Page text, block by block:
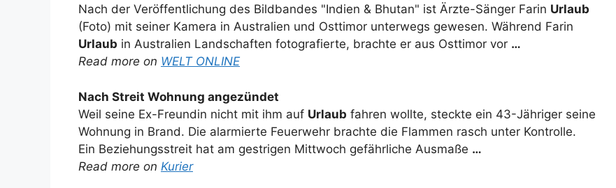
Nach der Veröffentlichung des Bildbandes "Indien & Bhutan" ist Ärzte-Sänger Farin Urlaub
(Foto) mit seiner Kamera in Australien und Osttimor unterwegs gewesen. Während Farin
Urlaub in Australien Landschaften fotografierte, brachte er aus Osttimor vor …
Read more on WELT ONLINE
Nach Streit Wohnung angezündet
Weil seine Ex-Freundin nicht mit ihm auf Urlaub fahren wollte, steckte ein 43-Jähriger seine
Wohnung in Brand. Die alarmierte Feuerwehr brachte die Flammen rasch unter Kontrolle.
Ein Beziehungsstreit hat am gestrigen Mittwoch gefährliche Ausmaße …
Read more on Kurier